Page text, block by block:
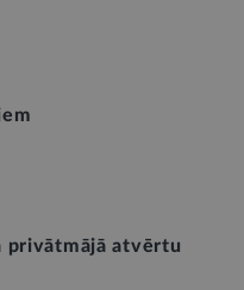
privātmājā atvērtu